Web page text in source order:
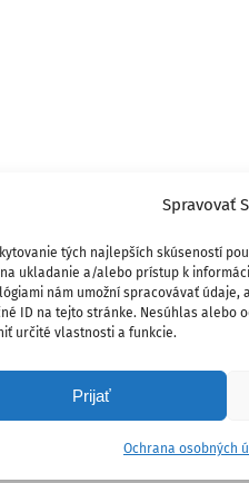
Spravovať
tých najlepších skúseností
ukladanie a/alebo prístup k
nám umožní spracovávať
ID na tejto stránke. Nesúhlas alebo
určité vlastnosti a funkcie.
Prijať
Ochrana osobných